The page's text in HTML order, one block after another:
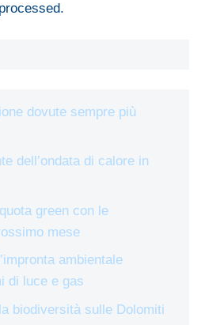
dovute sempre più
dell’ondata di calore in
green con le
mese
ambientale
di luce e gas
biodiversità sulle Dolomiti